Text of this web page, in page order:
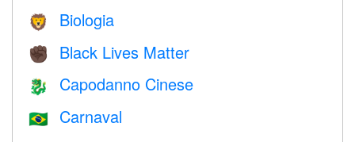
🦁 Biologia
✊🏿 Black Lives Matter
🐉 Capodanno Cinese
🇧🇷 Carnaval